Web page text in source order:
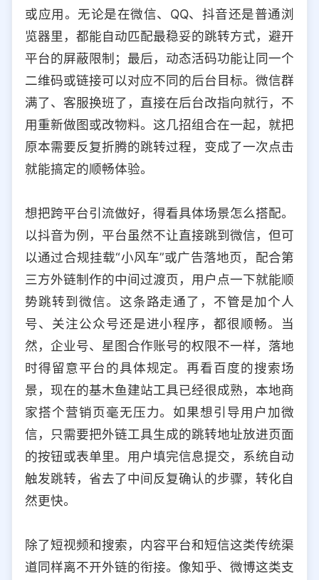
或应用。无论是在微信、QQ、抖音还是普通浏
览器里，都能自动匹配最稳妥的跳转方式，避开
平台的屏蔽限制；最后，动态活码功能让同一个
二维码或链接可以对应不同的后台目标。微信群
满了、客服换班了，直接在后台改指向就行，不
用重新做图或改物料。这几招组合在一起，就把
原本需要反复折腾的跳转过程，变成了一次点击
就能搞定的顺畅体验。
想把跨平台引流做好，得看具体场景怎么搭配。
以抖音为例，平台虽然不让直接跳到微信，但可
以通过合规挂载“小风车”或广告落地页，配合第
三方外链制作的中间过渡页，用户点一下就能顺
势跳转到微信。这条路走通了，不管是加个人
号、关注公众号还是进小程序，都很顺畅。当
然，企业号、星图合作账号的权限不一样，落地
时得留意平台的具体规定。再看百度的搜索场
景，现在的基木鱼建站工具已经很成熟，本地商
家搭个营销页毫无压力。如果想引导用户加微
信，只需要把外链工具生成的跳转地址放进页面
的按钮或表单里。用户填完信息提交，系统自动
触发跳转，省去了中间反复确认的步骤，转化自
然更快。
除了短视频和搜索，内容平台和短信这类传统渠
道同样离不开外链的衔接。像知乎、微博这类支